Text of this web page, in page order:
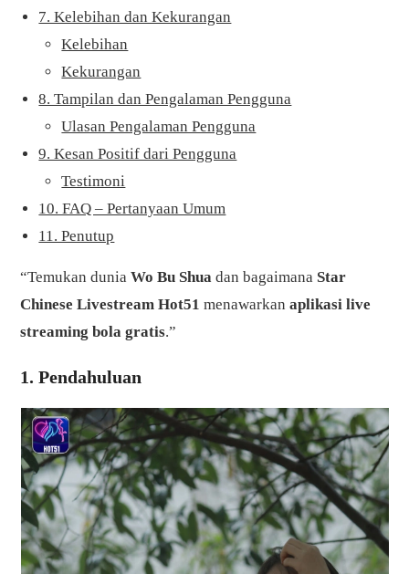
7. Kelebihan dan Kekurangan
Kelebihan
Kekurangan
8. Tampilan dan Pengalaman Pengguna
Ulasan Pengalaman Pengguna
9. Kesan Positif dari Pengguna
Testimoni
10. FAQ – Pertanyaan Umum
11. Penutup
“Temukan duniaWo Bu Shua dan bagaimana Star
Chinese Livestream Hot51 menawarkanaplikasi live
streaming bola gratis.”
1. Pendahuluan